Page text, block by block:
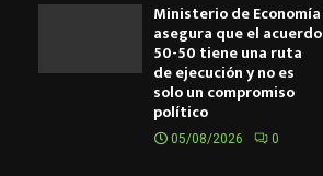
Ministerio de Economía
asegura que el acuerdo
50-50 tiene una ruta
de ejecución y no es
solo un compromiso
político
05/08/2026 0